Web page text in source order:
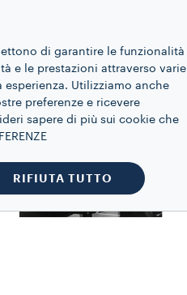
di garantire le funzionalità
e le prestazioni attraverso varie
Utilizziamo anche
preferenze e ricevere
sapere di più sui cookie che
RIFIUTA TUTTO